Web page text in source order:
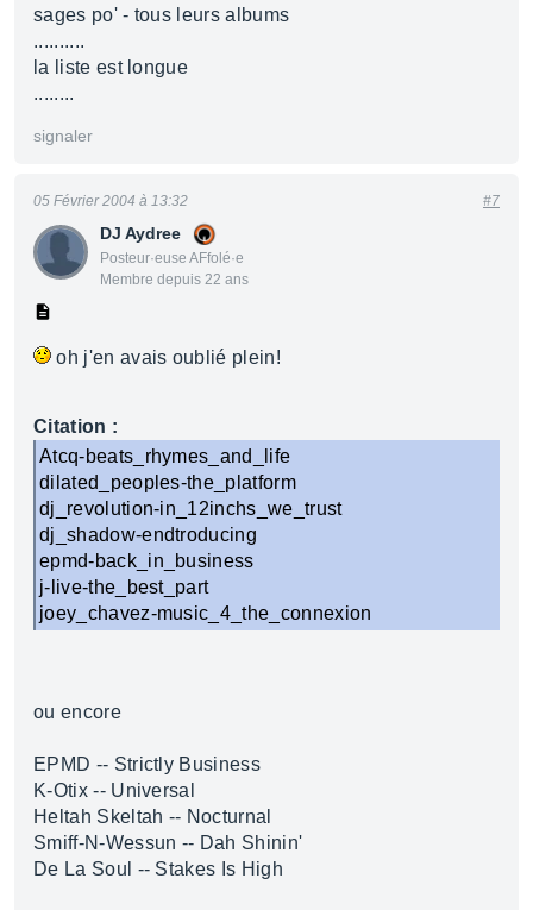
sages po' - tous leurs albums
..........
la liste est longue
........
signaler
DJ Aydree
Posteur·euse AFfolé·e
Membre depuis 22 ans
05 Février 2004 à 13:32 #7
oh j'en avais oublié plein!
Citation :
Atcq-beats_rhymes_and_life
dilated_peoples-the_platform
dj_revolution-in_12inchs_we_trust
dj_shadow-endtroducing
epmd-back_in_business
j-live-the_best_part
joey_chavez-music_4_the_connexion
ou encore
EPMD -- Strictly Business
K-Otix -- Universal
Heltah Skeltah -- Nocturnal
Smiff-N-Wessun -- Dah Shinin'
De La Soul -- Stakes Is High